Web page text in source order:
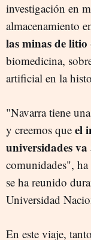
investigación en
almacenamiento
las minas de
biomedicina,
artificial en la
"Navarra tiene
y creemos que el
universidades
comunidades",
se ha reunido
Universidad
En este viaje,